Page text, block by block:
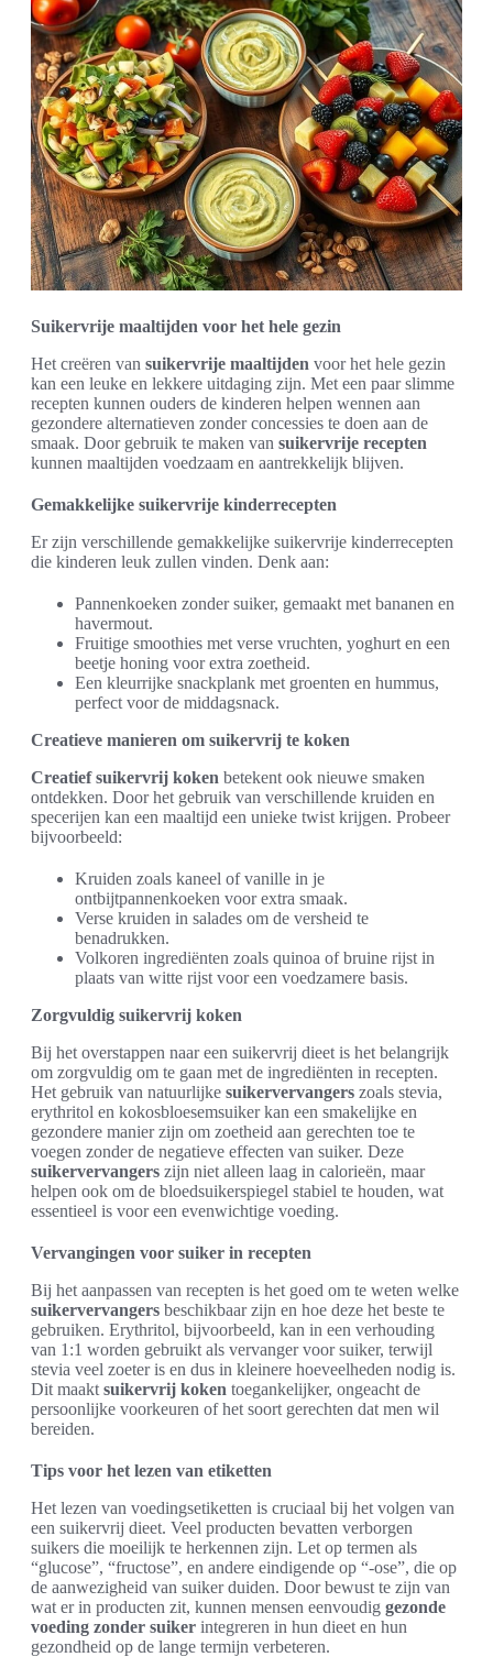
Suikervrije maaltijden voor het hele gezin
Het creëren van suikervrije maaltijden voor het hele gezin
kan een leuke en lekkere uitdaging zijn. Met een paar slimme
recepten kunnen ouders de kinderen helpen wennen aan
gezondere alternatieven zonder concessies te doen aan de
smaak. Door gebruik te maken van suikervrije recepten
kunnen maaltijden voedzaam en aantrekkelijk blijven.
Gemakkelijke suikervrije kinderrecepten
Er zijn verschillende gemakkelijke suikervrije kinderrecepten
die kinderen leuk zullen vinden. Denk aan:
Pannenkoeken zonder suiker, gemaakt met bananen en
havermout.
Fruitige smoothies met verse vruchten, yoghurt en een
beetje honing voor extra zoetheid.
Een kleurrijke snackplank met groenten en hummus,
perfect voor de middagsnack.
Creatieve manieren om suikervrij te koken
Creatief suikervrij koken betekent ook nieuwe smaken
ontdekken. Door het gebruik van verschillende kruiden en
specerijen kan een maaltijd een unieke twist krijgen. Probeer
bijvoorbeeld:
Kruiden zoals kaneel of vanille in je
ontbijtpannenkoeken voor extra smaak.
Verse kruiden in salades om de versheid te
benadrukken.
Volkoren ingrediënten zoals quinoa of bruine rijst in
plaats van witte rijst voor een voedzamere basis.
Zorgvuldig suikervrij koken
Bij het overstappen naar een suikervrij dieet is het belangrijk
om zorgvuldig om te gaan met de ingrediënten in recepten.
Het gebruik van natuurlijke suikervervangers zoals stevia,
erythritol en kokosbloesemsuiker kan een smakelijke en
gezondere manier zijn om zoetheid aan gerechten toe te
voegen zonder de negatieve effecten van suiker. Deze
suikervervangers zijn niet alleen laag in calorieën, maar
helpen ook om de bloedsuikerspiegel stabiel te houden, wat
essentieel is voor een evenwichtige voeding.
Vervangingen voor suiker in recepten
Bij het aanpassen van recepten is het goed om te weten welke
suikervervangers beschikbaar zijn en hoe deze het beste te
gebruiken. Erythritol, bijvoorbeeld, kan in een verhouding
van 1:1 worden gebruikt als vervanger voor suiker, terwijl
stevia veel zoeter is en dus in kleinere hoeveelheden nodig is.
Dit maakt suikervrij koken toegankelijker, ongeacht de
persoonlijke voorkeuren of het soort gerechten dat men wil
bereiden.
Tips voor het lezen van etiketten
Het lezen van voedingsetiketten is cruciaal bij het volgen van
een suikervrij dieet. Veel producten bevatten verborgen
suikers die moeilijk te herkennen zijn. Let op termen als
“glucose”, “fructose”, en andere eindigende op “-ose”, die op
de aanwezigheid van suiker duiden. Door bewust te zijn van
wat er in producten zit, kunnen mensen eenvoudig gezonde
voeding zonder suiker integreren in hun dieet en hun
gezondheid op de lange termijn verbeteren.